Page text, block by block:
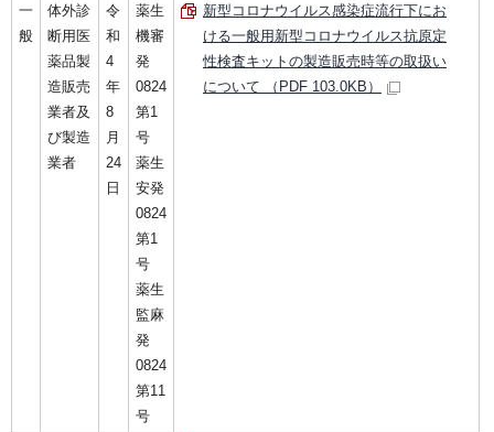
一
般
体外診
断用医
薬品製
造販売
業者及
び製造
業者
令
和
4
年
8
月
24
日
薬生
機審
発
0824
第1
号
薬生
安発
0824
第1
号
薬生
監麻
発
0824
第11
号
新型コロナウイルス感染症流行下にお
ける一般用新型コロナウイルス抗原定
性検査キットの製造販売時等の取扱い
について （PDF 103.0KB）